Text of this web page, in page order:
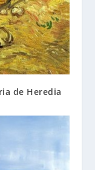
de Heredia